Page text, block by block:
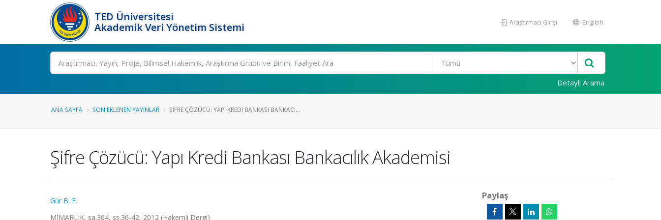
TED Üniversitesi
Akademik Veri Yönetim Sistemi
Araştırmacı Girişi English
Ara
Detaylı Arama
ANA SAYFA SON EKLENEN YAYINLAR ŞIFRE ÇÖZÜCÜ: YAPI KREDI BANKASI BANKACI...
Şifre Çözücü: Yapı Kredi Bankası Bankacılık Akademisi
Gür B. F.
MİMARLIK, sa.364, ss.36-42, 2012 (Hakemli Dergi)
Paylaş